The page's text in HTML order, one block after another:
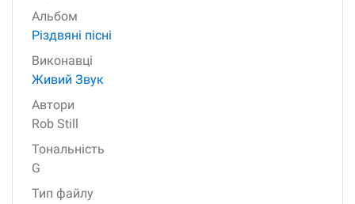
Альбом
Різдвяні пісні
Виконавці
Живий Звук
Автори
Rob Still
Тональність
G
Тип файлу